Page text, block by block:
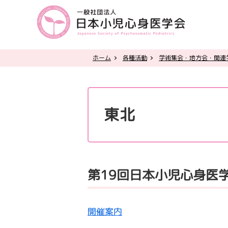
ホーム 各種活動 学術集会・地方会・関
東北
第19回日本小児心身医
開催案内